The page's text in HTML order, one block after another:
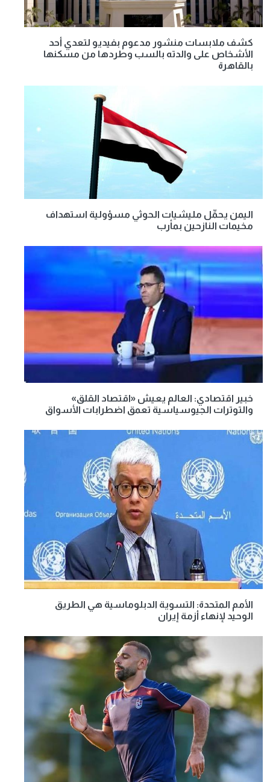
كشف ملابسات منشور مدعوم بفيديو لتعدي أحد
الأشخاص على والدته بالسب وطردها من مسكنها
بالقاهرة
اليمن يحمِّل مليشيات الحوثي مسؤولية استهداف
مخيمات النازحين بمأرب
خبير اقتصادي: العالم يعيش «اقتصاد القلق»
والتوترات الجيوسياسية تعمق اضطرابات الأسواق
الأمم المتحدة: التسوية الدبلوماسية هي الطريق
الوحيد لإنهاء أزمة إيران